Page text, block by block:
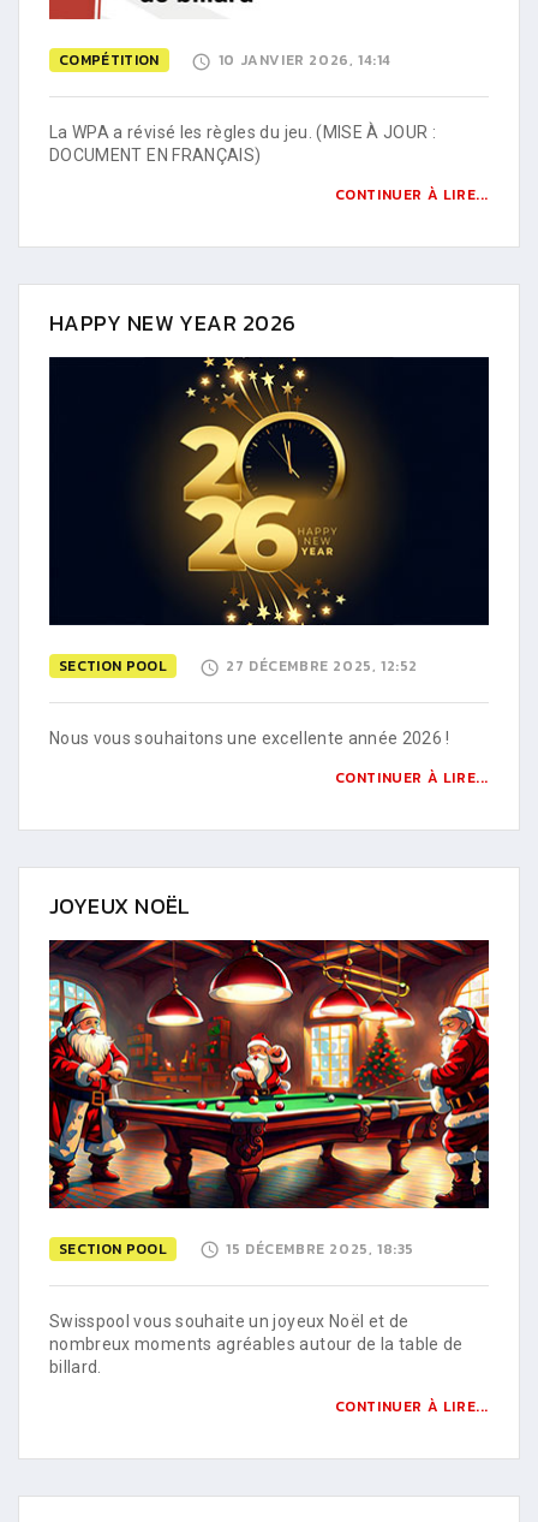
COMPÉTITION 10 JANVIER 2026, 14:14
La WPA a révisé les règles du jeu. (MISE À JOUR :
DOCUMENT EN FRANÇAIS)
CONTINUER À LIRE...
HAPPY NEW YEAR 2026
SECTION POOL 27 DÉCEMBRE 2025, 12:52
Nous vous souhaitons une excellente année 2026 !
CONTINUER À LIRE...
JOYEUX NOËL
SECTION POOL 15 DÉCEMBRE 2025, 18:35
Swisspool vous souhaite un joyeux Noël et de
nombreux moments agréables autour de la table de
billard.
CONTINUER À LIRE...